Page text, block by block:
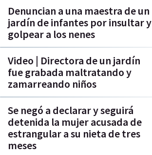
Denuncian a una maestra de un
jardín de infantes por insultar y
golpear a los nenes
Video | Directora de un jardín
fue grabada maltratando y
zamarreando niños
Se negó a declarar y seguirá
detenida la mujer acusada de
estrangular a su nieta de tres
meses